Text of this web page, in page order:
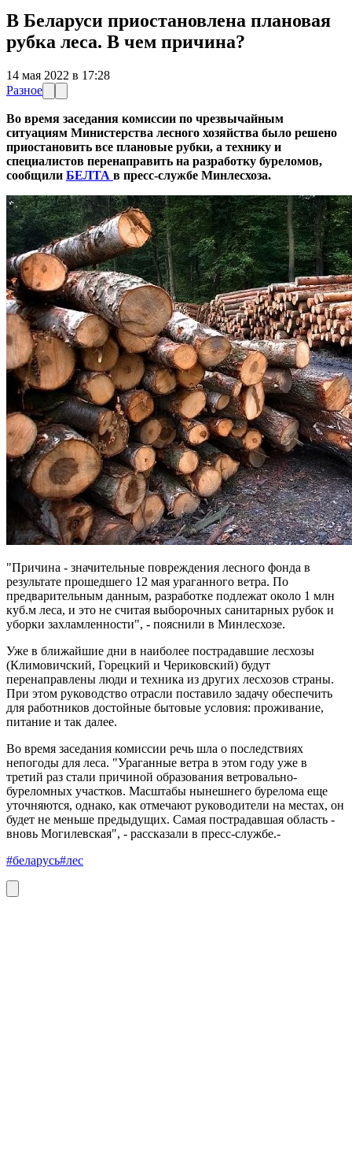
В Беларуси приостановлена плановая
рубка леса. В чем причина?
14 мая 2022 в 17:28
Разное
Во время заседания комиссии по чрезвычайным
ситуациям Министерства лесного хозяйства было решено
приостановить все плановые рубки, а технику и
специалистов перенаправить на разработку буреломов,
сообщили БЕЛТА в пресс-службе Минлесхоза.
"Причина - значительные повреждения лесного фонда в
результате прошедшего 12 мая ураганного ветра. По
предварительным данным, разработке подлежат около 1 млн
куб.м леса, и это не считая выборочных санитарных рубок и
уборки захламленности", - пояснили в Минлесхозе.
Уже в ближайшие дни в наиболее пострадавшие лесхозы
(Климовичский, Горецкий и Чериковский) будут
перенаправлены люди и техника из других лесхозов страны.
При этом руководство отрасли поставило задачу обеспечить
для работников достойные бытовые условия: проживание,
питание и так далее.
Во время заседания комиссии речь шла о последствиях
непогоды для леса. "Ураганные ветра в этом году уже в
третий раз стали причиной образования ветровально-
буреломных участков. Масштабы нынешнего бурелома еще
уточняются, однако, как отмечают руководители на местах, он
будет не меньше предыдущих. Самая пострадавшая область -
вновь Могилевская", - рассказали в пресс-службе.-
#беларусь#лес